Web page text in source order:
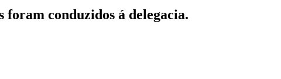
conduzidos á delegacia.